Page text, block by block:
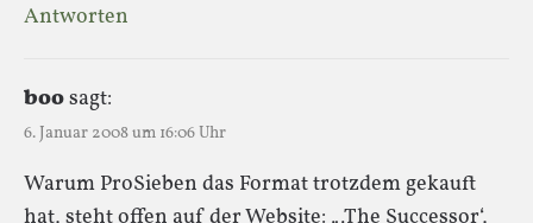
Antworten
boosagt:
6. Januar 2008 um 16:06 Uhr
Warum ProSieben das Format trotzdem gekauft